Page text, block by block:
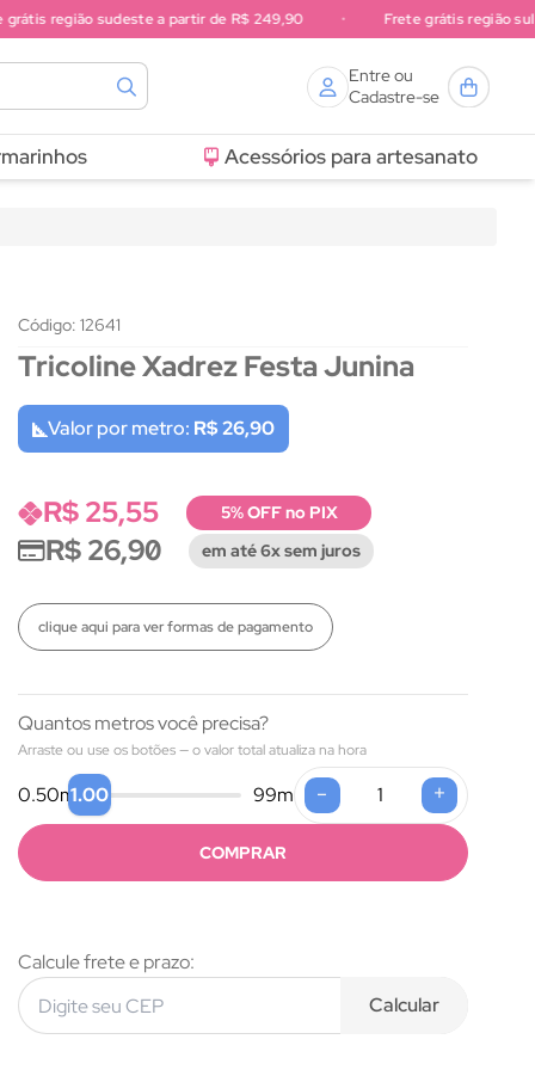
região sudeste a partir de R$ 249,90 Frete grátis região sul a
Entre ou
Cadastre-se
Acessórios para artesanato
Código: 12641
Tricoline Xadrez Festa Junina
Valor por metro: R$ 26,90
R$ 25,55 5% OFF no PIX
R$ 26,90 em até 6x sem juros
clique aqui para ver formas de pagamento
Quantos metros você precisa?
Arraste ou use os botões — o valor total atualiza na hora
0.50m1.00 99m - +
COMPRAR
Calcule frete e prazo:
Calcular